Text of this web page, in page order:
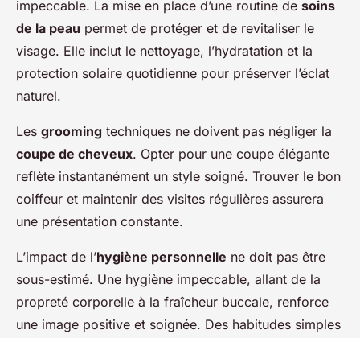
impeccable. La mise en place d’une routine de soins
de la peau permet de protéger et de revitaliser le
visage. Elle inclut le nettoyage, l’hydratation et la
protection solaire quotidienne pour préserver l’éclat
naturel.
Les grooming techniques ne doivent pas négliger la
coupe de cheveux. Opter pour une coupe élégante
reflète instantanément un style soigné. Trouver le bon
coiffeur et maintenir des visites régulières assurera
une présentation constante.
L’impact de l’hygiène personnelle ne doit pas être
sous-estimé. Une hygiène impeccable, allant de la
propreté corporelle à la fraîcheur buccale, renforce
une image positive et soignée. Des habitudes simples